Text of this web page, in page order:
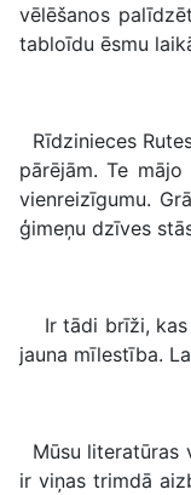
vēlēšanos
tabloīdu ēsmu
Rīdzinieces
pārējām. Te
vienreizīgumu.
ģimeņu dzīves
Ir tādi brīži, kas
jauna mīlestība.
Mūsu literatūras
ir viņas trimdā